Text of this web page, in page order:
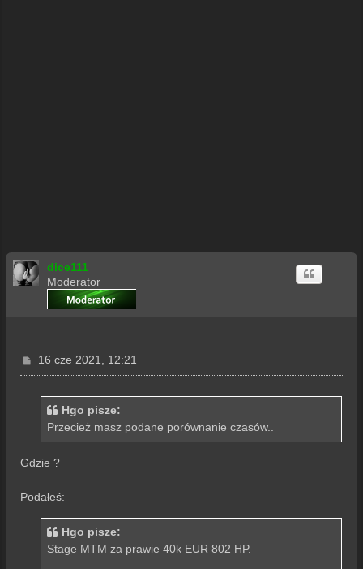
dice111
Moderator
P
o
16 cze 2021, 12:21
Hgo pisze:
Przecież masz podane porównanie czasów..
Gdzie ?
Podałeś:
Hgo pisze:
Stage MTM za prawie 40k EUR 802 HP.